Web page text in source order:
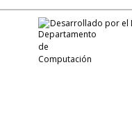
Desarrollado por el